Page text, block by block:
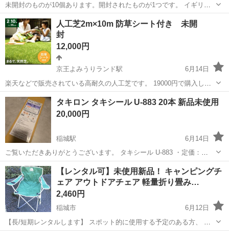
未開封のものが10個あります。開封されたものが1つです。 イギリス
製の新品未開封のドアストッパーです。 固定用のビスの付属していま
せん。 周りにある白いものはドアを傷つけないためのラバーです。 壁
に取り付けても、いい...
東京 稲城市 矢野口駅 その他 イギリス製
人工芝2m×10m 防草シート付き 未開
封
12,000円
京王よみうりランド駅
6月14日
楽天などで販売されている高耐久の人工芝です。 19000円で購入しま
した。 新品、未開封です。 【カラー】 フレッシュグリーン 【サイ
ズ】 約 2m×10m(毛足35mm) 【材質】 表面：ポリエチレン樹脂 裏
面：ポリ...
東京 稲城市 京王よみうりランド駅 人工芝
タキロン タキシール U-883 20本 新品未使用
20,000円
稲城駅
6月14日
ご覧いただきありがとうございます。 タキシール U-883 ・定価：
2,500円/本 ・状態：新品未開封となります ・その他、注意事項：
2026年3月頃に購入しました。 20本の未使用品になります。 中身確認
のため、外...
東京 稲城市 稲城駅 その他
【レンタル可】未使用新品！ キャンピングチ
ェア アウトドアチェア 軽量折り畳み…
2,460円
稲城市
6月12日
【長/短期レンタルします】 スポット的に使用する予定のある方、 試